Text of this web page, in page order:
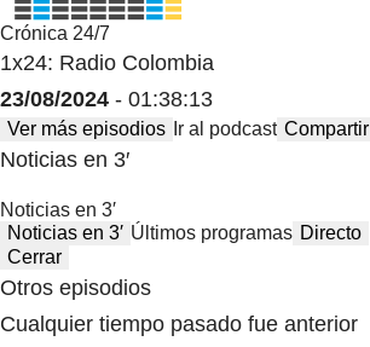
Crónica 24/7
1x24: Radio Colombia
23/08/2024 - 01:38:13
Ver más episodios Ir al podcast Compartir
Noticias en 3′
Noticias en 3′
Noticias en 3′ Últimos programas Directo
Cerrar
Otros episodios
Cualquier tiempo pasado fue anterior